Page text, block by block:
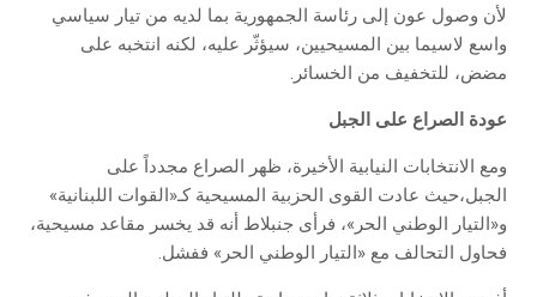
لأن وصول عون إلى رئاسة الجمهورية بما لديه من تيار سياسي
واسع لاسيما بين المسيحيين، سيؤثّر عليه، لكنه انتخبه على
مضض، للتخفيف من الخسائر.
عودة الصراع على الجبل
ومع الانتخابات النيابية الأخيرة، ظهر الصراع مجدداً على
الجبل،حيث عادت القوى الحزبية المسيحية كـ«القوات اللبنانية»
و«التيار الوطني الحر»، فرأى جنبلاط أنه قد يخسر مقاعد مسيحية،
فحاول التحالف مع «التيار الوطني الحر» ففشل.